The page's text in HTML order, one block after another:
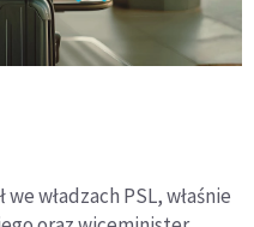
władzach PSL, właśnie